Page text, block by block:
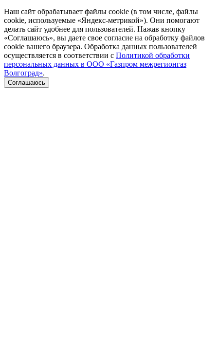
Наш сайт обрабатывает файлы cookie (в том числе, файлы
cookie, используемые «Яндекс-метрикой»). Они помогают
делать сайт удобнее для пользователей. Нажав кнопку
«Соглашаюсь», вы даете свое согласие на обработку файлов
cookie вашего браузера. Обработка данных пользователей
осуществляется в соответствии с Политикой обработки
персональных данных в ООО «Газпром межрегионгаз
Волгоград».
Соглашаюсь